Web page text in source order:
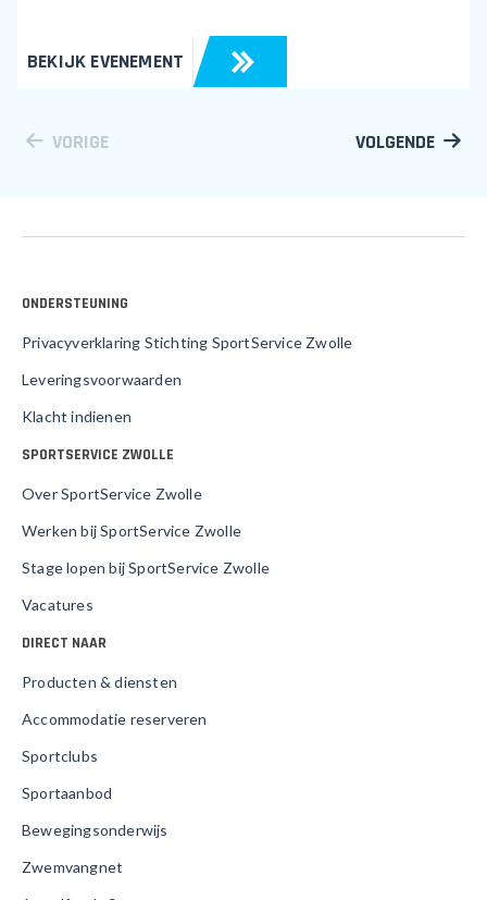
BEKIJK EVENEMENT
VORIGE VOLGENDE
ONDERSTEUNING
Privacyverklaring Stichting SportService Zwolle
Leveringsvoorwaarden
Klacht indienen
SPORTSERVICE ZWOLLE
Over SportService Zwolle
Werken bij SportService Zwolle
Stage lopen bij SportService Zwolle
Vacatures
DIRECT NAAR
Producten & diensten
Accommodatie reserveren
Sportclubs
Sportaanbod
Bewegingsonderwijs
Zwemvangnet